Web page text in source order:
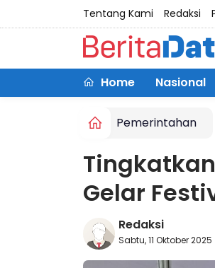
Tentang Kami Redaksi
Home Nasional
Pemerintahan
Gelar
Redaksi
Sabtu, 11 Oktober 2025